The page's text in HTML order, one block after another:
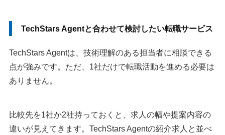
TechStars Agentと合わせて検討したい転職サービス
TechStars Agentは、技術理解のある担当者に相談できる
点が強みです。ただ、1社だけで転職活動を進める必要は
ありません。
比較先を1社か2社持っておくと、求人の幅や提案内容の
違いが見えてきます。TechStars Agentの紹介求人と並べ